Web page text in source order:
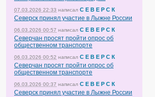
07.03.2026 22:33 написал С Е В Е Р С К
Северск принял участие в Лыжне России
06.03.2026 00:57 написал С Е В Е Р С К
Северчан просят пройти опрос об
общественном транспорте
06.03.2026 00:52 написал С Е В Е Р С К
Северчан просят пройти опрос об
общественном транспорте
06.03.2026 00:37 написал С Е В Е Р С К
Северск принял участие в Лыжне России